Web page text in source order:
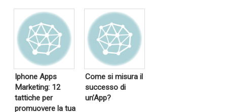
Iphone Apps
Marketing: 12
tattiche per
promuovere la tua
Come si misura il
successo di
un’App?